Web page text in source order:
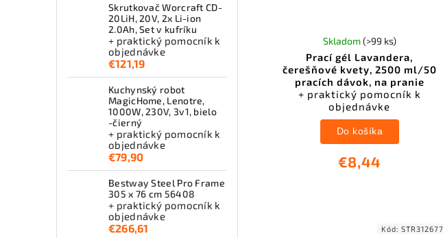
Skrutkovač Worcraft CD-
20LiH, 20V, 2x Li-ion
2.0Ah, Set v kufríku
+ praktický pomocník k
objednávke
€121,19
Kuchynský robot
MagicHome, Lenotre,
1000W, 230V, 3v1, bielo
-čierný
+ praktický pomocník k
objednávke
€79,90
Bestway Steel Pro Frame
305 x 76 cm 56408
+ praktický pomocník k
objednávke
€266,61
Prací gél Lavandera,
čerešňové kvety, 2500 ml/50
pracích dávok, na pranie
+ praktický pomocník k
objednávke
Skladom(>99 ks)
€8,44
Do košíka
Kód:STR312677